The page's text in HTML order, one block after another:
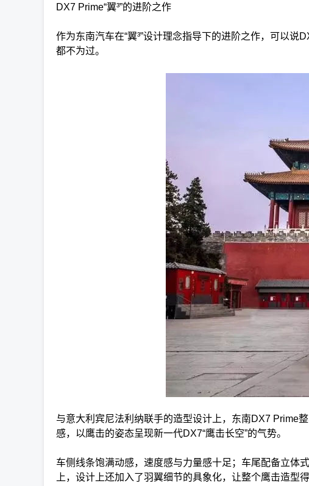
DX7 Prime“翼³”的进阶之作
作为东南汽车在“翼³”设计理念指导下的进阶之作，可以说
都不为过。
与意大利宾尼法利纳联手的造型设计上，东南DX7 Prime
感，以鹰击的姿态呈现新一代DX7“鹰击长空”的气势。
车侧线条饱满动感，速度感与力量感十足；车尾配备立体
上，设计上还加入了羽翼细节的具象化，让整个鹰击造型